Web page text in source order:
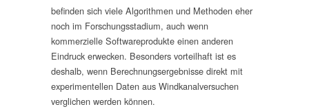
befinden sich viele Algorithmen und Methoden eher
noch im Forschungsstadium, auch wenn
kommerzielle Softwareprodukte einen anderen
Eindruck erwecken. Besonders vorteilhaft ist es
deshalb, wenn Berechnungsergebnisse direkt mit
experimentellen Daten aus Windkanalversuchen
verglichen werden können.